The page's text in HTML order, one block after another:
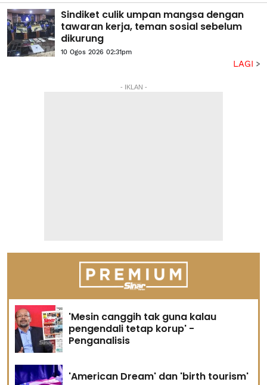
Sindiket culik umpan mangsa dengan
tawaran kerja, teman sosial sebelum
dikurung
10 Ogos 2026 02:31pm
LAGI
- IKLAN -
'Mesin canggih tak guna kalau
pengendali tetap korup' -
Penganalisis
'American Dream' dan 'birth tourism'